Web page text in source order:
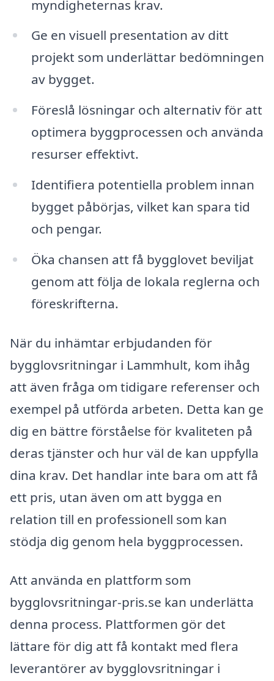
myndigheternas krav.
Ge en visuell presentation av ditt
projekt som underlättar bedömningen
av bygget.
Föreslå lösningar och alternativ för att
optimera byggprocessen och använda
resurser effektivt.
Identifiera potentiella problem innan
bygget påbörjas, vilket kan spara tid
och pengar.
Öka chansen att få bygglovet beviljat
genom att följa de lokala reglerna och
föreskrifterna.
När du inhämtar erbjudanden för
bygglovsritningar i Lammhult, kom ihåg
att även fråga om tidigare referenser och
exempel på utförda arbeten. Detta kan ge
dig en bättre förståelse för kvaliteten på
deras tjänster och hur väl de kan uppfylla
dina krav. Det handlar inte bara om att få
ett pris, utan även om att bygga en
relation till en professionell som kan
stödja dig genom hela byggprocessen.
Att använda en plattform som
bygglovsritningar-pris.se kan underlätta
denna process. Plattformen gör det
lättare för dig att få kontakt med flera
leverantörer av bygglovsritningar i